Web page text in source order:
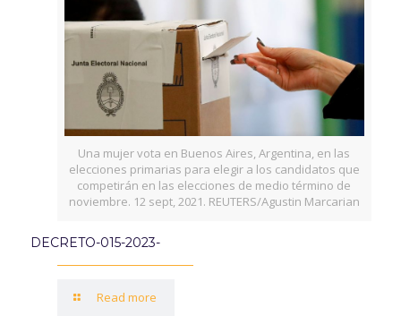
Una mujer vota en Buenos Aires, Argentina, en las
elecciones primarias para elegir a los candidatos que
competirán en las elecciones de medio término de
noviembre. 12 sept, 2021. REUTERS/Agustin Marcarian
DECRETO-015-2023-
Read more